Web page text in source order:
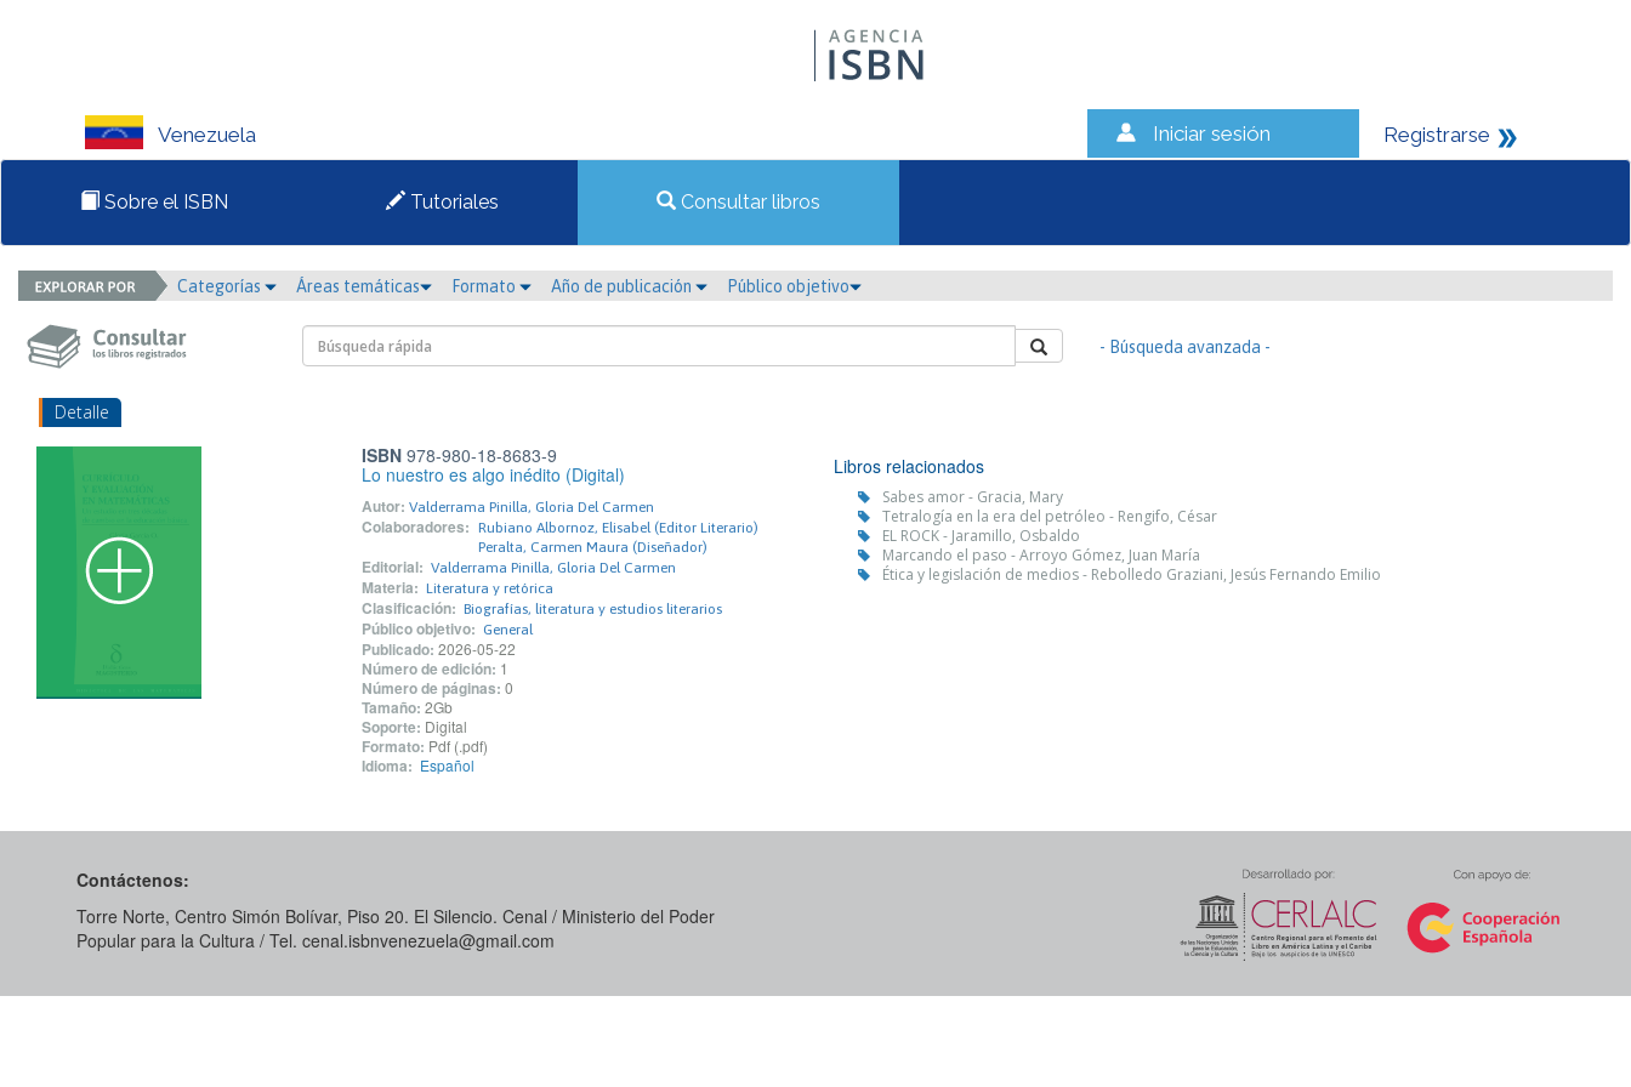
Venezuela Iniciar sesión Registrarse
Sobre el ISBN Tutoriales Consultar libros
Categorías Áreas temáticas Formato Año de publicación Público objetivo
- Búsqueda avanzada -
Detalle
ISBN978-980-18-8683-9
Lo nuestro es algo inédito (Digital)
Autor: Valderrama Pinilla, Gloria Del Carmen
Colaboradores: Rubiano Albornoz, Elisabel (Editor Literario)
Peralta, Carmen Maura (Diseñador)
Editorial: Valderrama Pinilla, Gloria Del Carmen
Materia: Literatura y retórica
Clasificación: Biografías, literatura y estudios literarios
Público objetivo: General
Publicado: 2026-05-22
Número de edición: 1
Número de páginas: 0
Tamaño: 2Gb
Soporte: Digital
Formato: Pdf (.pdf)
Idioma: Español
Libros relacionados
Sabes amor - Gracia, Mary
Tetralogía en la era del petróleo - Rengifo, César
EL ROCK - Jaramillo, Osbaldo
Marcando el paso - Arroyo Gómez, Juan María
Ética y legislación de medios - Rebolledo Graziani, Jesús Fernando Emilio
Contáctenos:
Torre Norte, Centro Simón Bolívar, Piso 20. El Silencio. Cenal / Ministerio del Poder
Popular para la Cultura / Tel. cenal.isbnvenezuela@gmail.com